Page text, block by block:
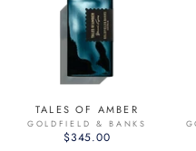
TALES OF AMBER
GOLDFIELD & BANKS
$345.00